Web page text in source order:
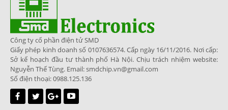
Công ty cổ phần điện tử SMD
Giấy phép kinh doanh số 0107636574. Cấp ngày 16/11/2016. Nơi cấp:
Sở kế hoạch đầu tư thành phố Hà Nội. Chịu trách nhiệm website:
Nguyễn Thế Tùng. Email: smdchip.vn@gmail.com
Số điện thoại: 0988.125.136